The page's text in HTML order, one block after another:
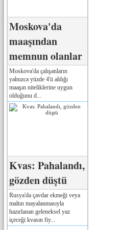
Moskova'da
maaşından
memnun olanlar
Moskova'da çalışanların
yalnızca yüzde 4'ü aldığı
maaşın niteliklerine uygun
olduğunu d...
Kvas: Pahalandı,
gözden düştü
Rusya'da çavdar ekmeği veya
maltın mayalanmasıyla
hazırlanan geleneksel yaz
içeceği kvasın fiy...